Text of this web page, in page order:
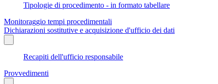
Tipologie di procedimento - in formato tabellare
Monitoraggio tempi procedimentali
Dichiarazioni sostitutive e acquisizione d'ufficio dei dati
Recapiti dell'ufficio responsabile
Provvedimenti